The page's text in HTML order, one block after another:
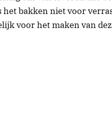
het bakken niet voor
voor het maken van